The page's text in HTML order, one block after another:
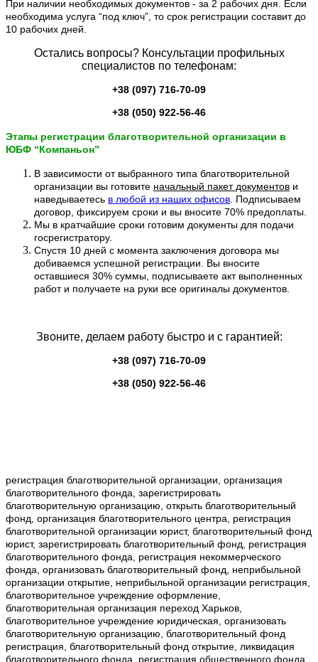
При наличии необходимых документов - за 2 рабочих дня. Если
необходима услуга “под ключ”, то срок регистрации составит до
10 рабочих дней.
Остались вопросы? Консультации профильных
специалистов по телефонам:
+38 (097) 716-70-09
+38 (050) 922-56-46
Этапы регистрации благотворительной организации в
ЮБФ “Компаньон”
В зависимости от выбранного типа благотворительной
организации вы готовите начальный пакет документов и
наведываетесь в любой из наших офисов . Подписываем
договор, фиксируем сроки и вы вносите 70% предоплаты.
Мы в кратчайшие сроки готовим документы для подачи
госрегистратору.
Спустя 10 дней с момента заключения договора мы
добиваемся успешной регистрации. Вы вносите
оставшиеся 30% суммы, подписываете акт выполненных
работ и получаете на руки все оригиналы документов.
Звоните, делаем работу быстро и с гарантией:
+38 (097) 716-70-09
+38 (050) 922-56-46
регистрация благотворительной организации, организация
благотворительного фонда, зарегистрировать
благотворительную организацию, открыть благотворительный
фонд, организация благотворительного центра, регистрация
благотворительной организации юрист, благотворительный фонд
юрист, зарегистрировать благотворительный фонд, регистрация
благотворительного фонда, регистрация некоммерческого
фонда, организовать благотворительный фонд, неприбыльной
организации открытие, неприбыльной организации регистрация,
благотворительное учреждение оформление,
благотворительная организация переход Харьков,
благотворительное учреждение юридическая, организовать
благотворительную организацию, благотворительный фонд
регистрация, благотворительный фонд открытие, ликвидация
благотворительного фонда, регистрация общественного фонда,